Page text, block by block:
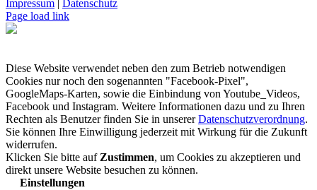
Impressum | Datenschutz
Page load link
Diese Website verwendet neben den zum Betrieb notwendigen
Cookies nur noch den sogenannten "Facebook-Pixel",
GoogleMaps-Karten, sowie die Einbindung von Youtube_Videos,
Facebook und Instagram. Weitere Informationen dazu und zu Ihren
Rechten als Benutzer finden Sie in unsererDatenschutzverordnung.
Sie können Ihre Einwilligung jederzeit mit Wirkung für die Zukunft
widerrufen.
Klicken Sie bitte auf Zustimmen, um Cookies zu akzeptieren und
direkt unsere Website besuchen zu können.
Einstellungen